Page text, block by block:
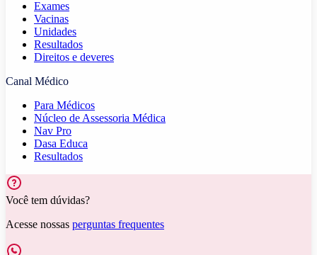
Exames
Vacinas
Unidades
Resultados
Direitos e deveres
Canal Médico
Para Médicos
Núcleo de Assessoria Médica
Nav Pro
Dasa Educa
Resultados
Você tem dúvidas?
Acesse nossas perguntas frequentes